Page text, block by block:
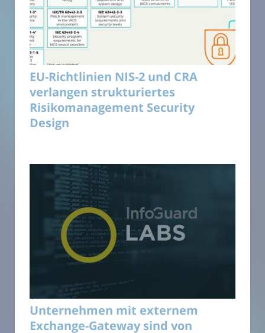
EU-Richtlinien NIS-2 und CRA
verlangen strukturiertes
Risikomanagement Security
Design
Unternehmen mit externem
Exchange-Gateway sind von